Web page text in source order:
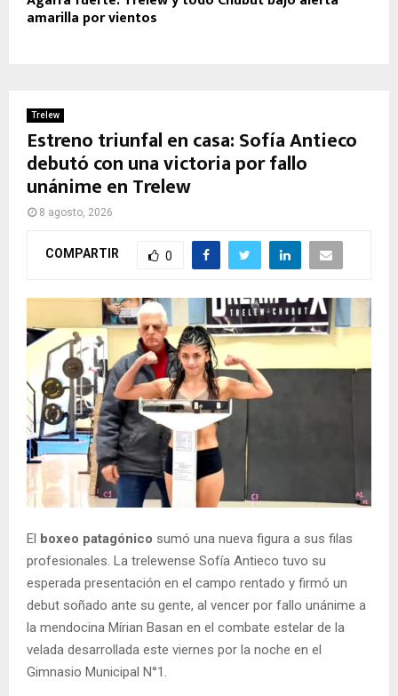
amarilla por vientos
Trelew
Estreno triunfal en casa: Sofía Antieco
debutó con una victoria por fallo
unánime en Trelew
8 agosto, 2026
COMPARTIR 0
El boxeo patagónico sumó una nueva figura a sus filas
profesionales. La trelewense Sofía Antieco tuvo su
esperada presentación en el campo rentado y firmó un
debut soñado ante su gente, al vencer por fallo unánime a
la mendocina Mírian Basan en el combate estelar de la
velada desarrollada este viernes por la noche en el
Gimnasio Municipal N°1.